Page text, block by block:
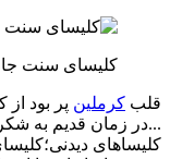
کلیسای سنت
قلب کرملین پر بود
...در زمان قدیم به